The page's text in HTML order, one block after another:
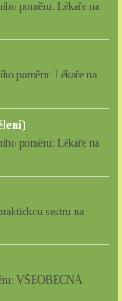
poměru: Lékaře na
poměru: Lékaře na
poměru: Lékaře na
sestru na
VŠEOBECNÁ